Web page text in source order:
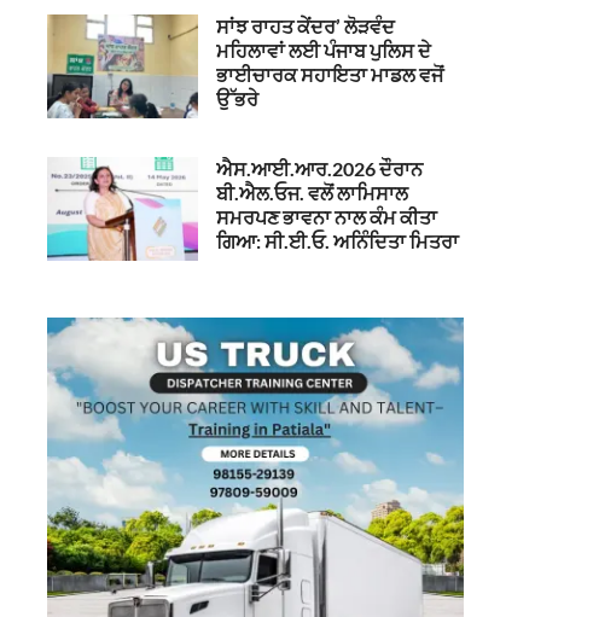
ਸਾਂਝ ਰਾਹਤ ਕੇਂਦਰ’ ਲੋੜਵੰਦ
ਮਹਿਲਾਵਾਂ ਲਈ ਪੰਜਾਬ ਪੁਲਿਸ ਦੇ
ਭਾਈਚਾਰਕ ਸਹਾਇਤਾ ਮਾਡਲ ਵਜੋਂ
ਉੱਭਰੇ
ਐਸ.ਆਈ.ਆਰ.2026 ਦੌਰਾਨ
ਬੀ.ਐਲ.ਓਜ. ਵਲੋਂ ਲਾਮਿਸਾਲ
ਸਮਰਪਣ ਭਾਵਨਾ ਨਾਲ ਕੰਮ ਕੀਤਾ
ਗਿਆ: ਸੀ.ਈ.ਓ. ਅਨਿੰਦਿਤਾ ਮਿਤਰਾ